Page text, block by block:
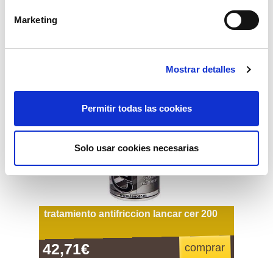
Marketing
Mostrar detalles
Permitir todas las cookies
Solo usar cookies necesarias
tratamiento antifriccion lancar cer 200
42,71€ comprar